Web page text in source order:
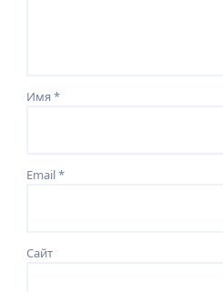
Имя*
Email*
Сайт